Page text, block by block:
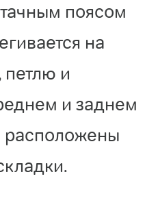
поясом
на
петлю и
и заднем